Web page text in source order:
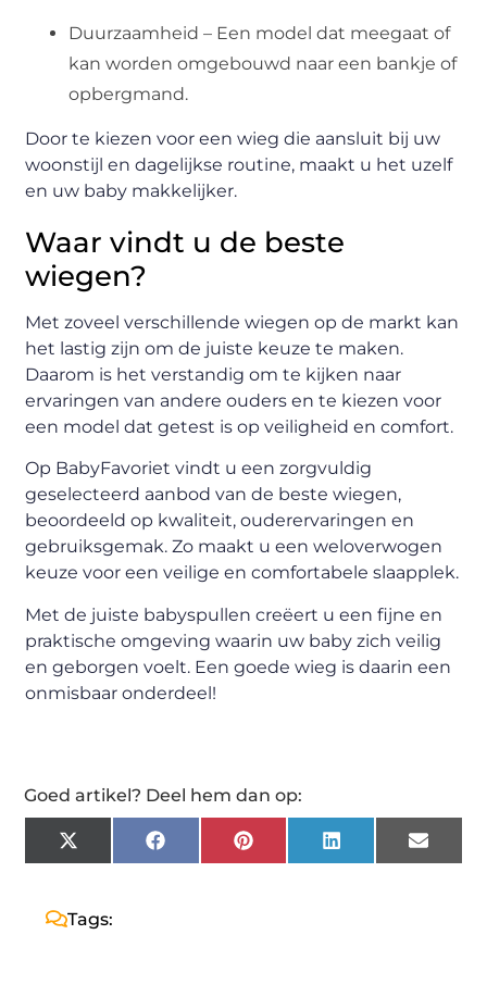
Duurzaamheid – Een model dat meegaat of
kan worden omgebouwd naar een bankje of
opbergmand.
Door te kiezen voor een wieg die aansluit bij uw
woonstijl en dagelijkse routine, maakt u het uzelf
en uw baby makkelijker.
Waar vindt u de beste
wiegen?
Met zoveel verschillende wiegen op de markt kan
het lastig zijn om de juiste keuze te maken.
Daarom is het verstandig om te kijken naar
ervaringen van andere ouders en te kiezen voor
een model dat getest is op veiligheid en comfort.
Op BabyFavoriet vindt u een zorgvuldig
geselecteerd aanbod van de beste wiegen,
beoordeeld op kwaliteit, ouderervaringen en
gebruiksgemak. Zo maakt u een weloverwogen
keuze voor een veilige en comfortabele slaapplek.
Met de juiste babyspullen creëert u een fijne en
praktische omgeving waarin uw baby zich veilig
en geborgen voelt. Een goede wieg is daarin een
onmisbaar onderdeel!
Goed artikel? Deel hem dan op:
X
(Twitter)
FacebookPinterestLinkedIn Email
Tags: